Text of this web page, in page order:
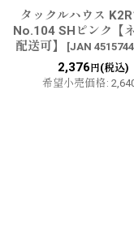
タックルハウス
No.104 SHピンク【
配送可】
[JAN
2,376 円(税込)
希望小売価格: